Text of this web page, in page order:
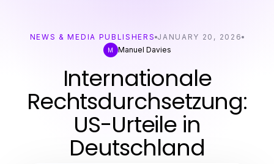
NEWS & MEDIA PUBLISHERS JANUARY 20, 2026
M Manuel Davies
Internationale
Rechtsdurchsetzung:
US-Urteile in
Deutschland